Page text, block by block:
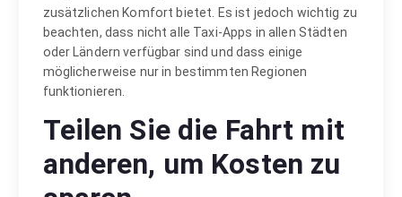
zusätzlichen Komfort bietet. Es ist jedoch wichtig zu
beachten, dass nicht alle Taxi-Apps in allen Städten
oder Ländern verfügbar sind und dass einige
möglicherweise nur in bestimmten Regionen
funktionieren.
Teilen Sie die Fahrt mit
anderen, um Kosten zu